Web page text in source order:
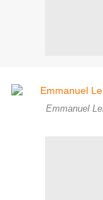
Emmanuel